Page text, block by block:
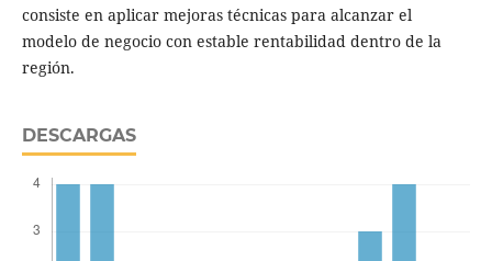
consiste en aplicar mejoras técnicas para alcanzar el
modelo de negocio con estable rentabilidad dentro de la
región.
DESCARGAS